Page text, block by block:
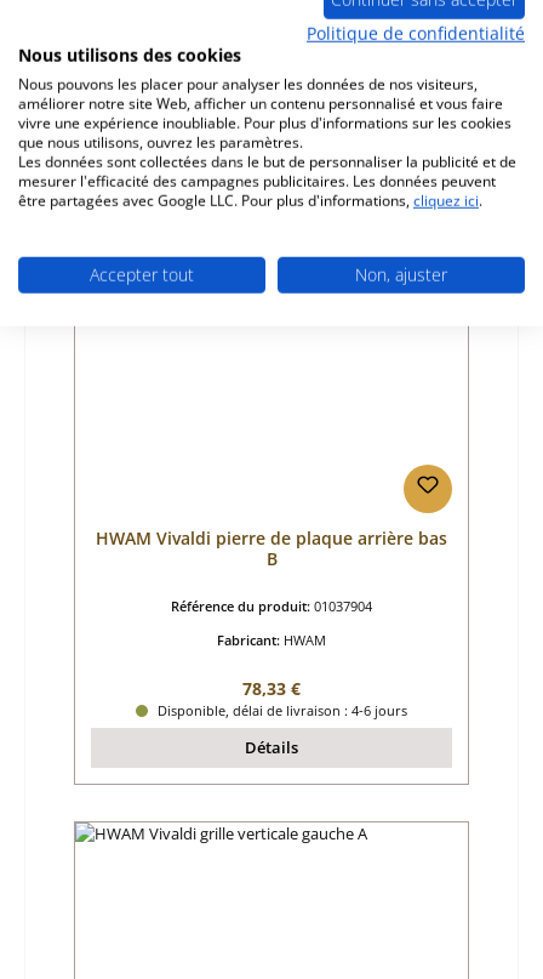
Référence du produit:
Fabricant: HWAM
Prix régulier :
167,86 €
Disponible, délai de livraison : 4-6 jours
Détails
HWAM Vivaldi pierre de plaque arrière bas
B
Référence du produit: 01037904
Fabricant: HWAM
Prix régulier :
78,33 €
Disponible, délai de livraison : 4-6 jours
Détails
Politique de confidentialité
Nous utilisons des cookies
Nous pouvons les placer pour analyser les données de nos visiteurs,
améliorer notre site Web, afficher un contenu personnalisé et vous faire
vivre une expérience inoubliable. Pour plus d'informations sur les cookies
que nous utilisons, ouvrez les paramètres.
Les données sont collectées dans le but de personnaliser la publicité et de
mesurer l'efficacité des campagnes publicitaires. Les données peuvent
être partagées avec Google LLC. Pour plus d'informations, cliquez ici.
Accepter tout Non, ajuster